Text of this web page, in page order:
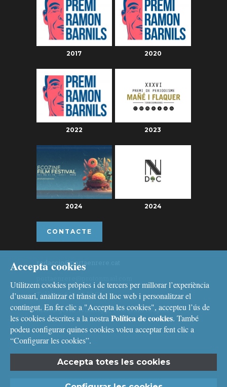
2017 2020
2022 2023
2024 2024
CONTACTE
redaccio@portaenrere.cat
Telèfon: 626 26 19 93
Missatgeria: Whatsapp, Telegram i Signal
Avís legaliPolítica de cookies
Accepta cookies
Utilitzem cookies pròpies i de tercers per millorar l’experiència
d’usuari, analitzar el trànsit del lloc web i personalitzar el
contingut. En fer clic a "Accepta les cookies", accepteu l’ús de
les cookies descrites a la nostra Política de cookies. També
podeu configurar quines cookies voleu acceptar fent clic a
“Configurar les cookies”.
Accepta totes les cookies